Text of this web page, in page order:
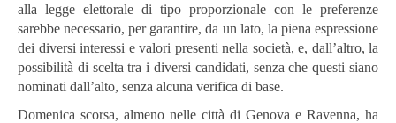
alla legge elettorale di tipo proporzionale con le preferenze
sarebbe necessario, per garantire, da un lato, la piena espressione
dei diversi interessi e valori presenti nella società, e, dall’altro, la
possibilità di scelta tra i diversi candidati, senza che questi siano
nominati dall’alto, senza alcuna verifica di base.
Domenica scorsa, almeno nelle città di Genova e Ravenna, ha